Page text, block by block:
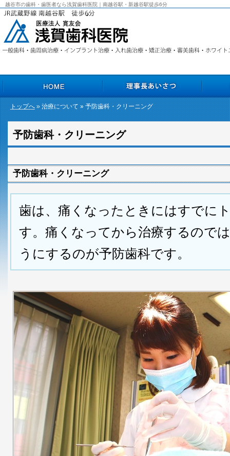
予防歯科・クリーニング
越谷市の歯科・歯医者なら浅賀歯科医院｜南越谷駅・新越谷駅徒歩6分
トップへ» 治療について » 予防歯科・クリーニング
予防歯科・クリーニング
歯は、痛くなったときにはすでに
す。痛くなってから治療するので
うにするのが予防歯科です。
HOME